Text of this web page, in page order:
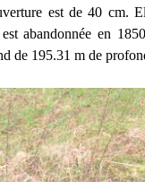
est de 40 cm.
abandonnée en
de 195.31 m de